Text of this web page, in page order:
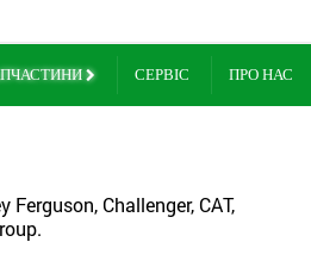
СЕРВІС ПРО НАС
Ferguson, Challenger, CAT,